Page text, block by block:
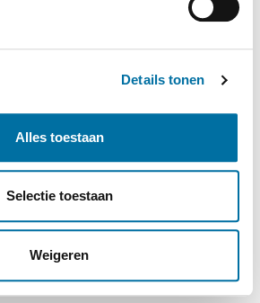
Details tonen
Alles toestaan
Selectie toestaan
Weigeren